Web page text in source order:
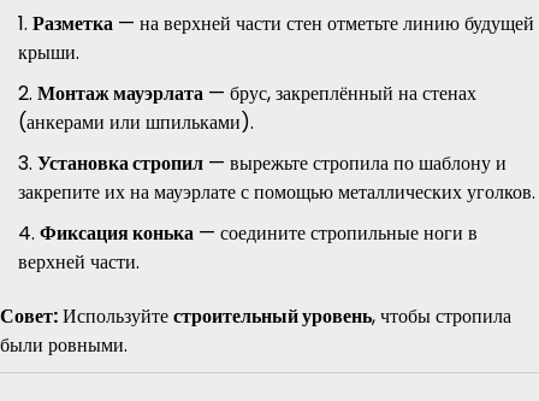
Разметка — на верхней части стен отметьте линию будущей
крыши.
Монтаж мауэрлата — брус, закреплённый на стенах
(анкерами или шпильками).
Установка стропил — вырежьте стропила по шаблону и
закрепите их на мауэрлате с помощью металлических уголков.
Фиксация конька — соедините стропильные ноги в
верхней части.
Совет:Используйтестроительный уровень, чтобы стропила
были ровными.